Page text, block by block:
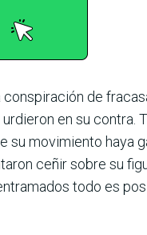
conspiración de
en su contra.
su movi­miento haya
ceñir sobre su
todo es